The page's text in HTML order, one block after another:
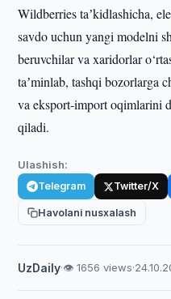
Wildberries taʼkidlashicha,
savdo uchun yangi modelni
beruvchilar va xaridorlar
taʼminlab, tashqi bozorlarga
va eksport-import oqimlarini
qiladi.
Ulashish:
Telegram Twitter/X
Havolani nusxalash
UzDaily·👁 1656 views·